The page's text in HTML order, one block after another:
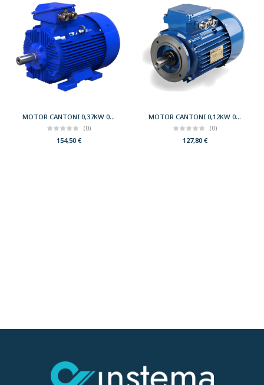
MOTOR CANTONI 0,37KW 0,50CV 3000 B3 T71 230/400 IE2
(0)
154,50€
MOTOR CANTONI 0,12KW 0,17CV 3000 B14 T56 230/400 IE2
(0)
127,80€